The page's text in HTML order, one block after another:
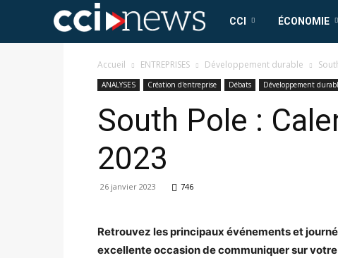
CCI
News
CCI ÉCONOMIE
Accueil ENTREPRISES Développement durable
ANALYSES Création d'entreprise Débats Développement
South Pole :
2023
26 janvier 2023 746
Retrouvez les principaux événements et
excellente occasion de communiquer sur